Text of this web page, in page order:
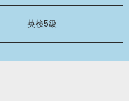
英検5級